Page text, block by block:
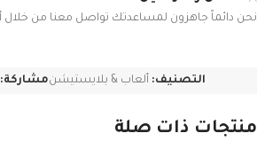
نحن دائماً جاهزون لمساعدتك تواصل معنا من خلال
التصنيف: ألعاب & بلايستيشنمشاركة:
منتجات ذات صلة